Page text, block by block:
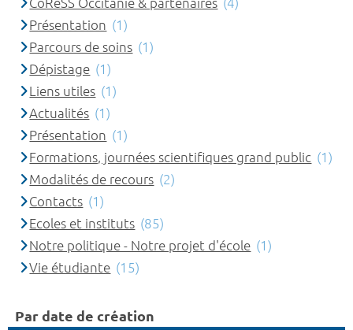
Présentation (1)
Parcours de soins (1)
Dépistage (1)
Liens utiles (1)
Actualités (1)
Présentation (1)
Formations, journées scientifiques grand public (1)
Modalités de recours (2)
Contacts (1)
Ecoles et instituts (85)
Notre politique - Notre projet d'école (1)
Vie étudiante (15)
Par date de création